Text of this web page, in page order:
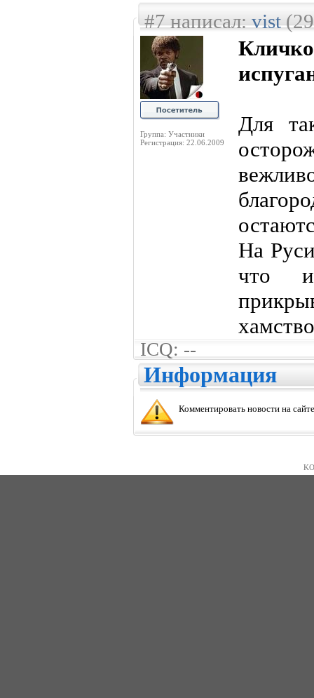
#7 написал:vist(29
Группа: Участники
Регистрация: 22.06.2009
Для
На
что
ICQ: --
Информация
Комментировать новости на